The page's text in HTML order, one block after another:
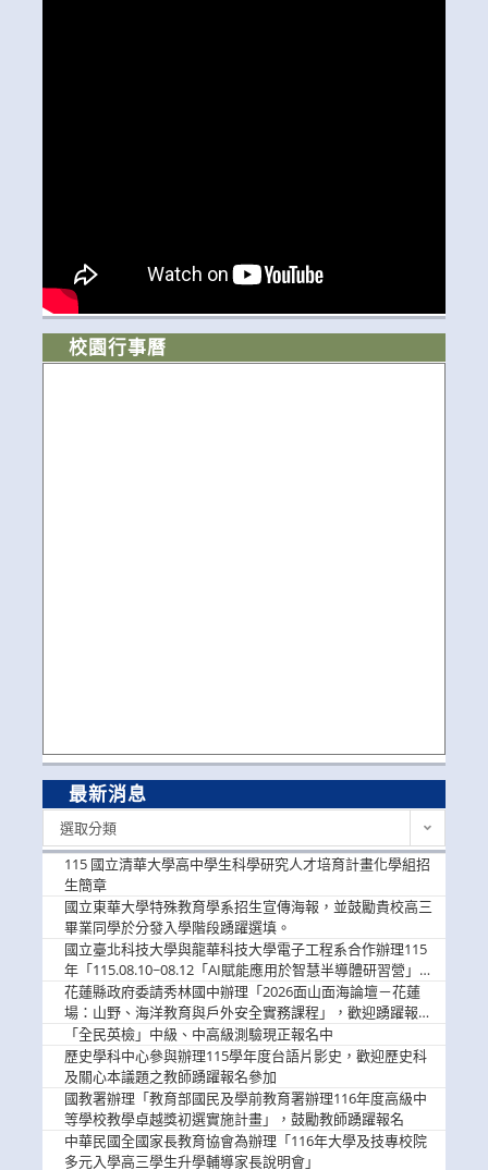
校園行事曆
最新消息
選取分類
115 國立清華大學高中學生科學研究人才培育計畫化學組招
生簡章
國立東華大學特殊教育學系招生宣傳海報，並鼓勵貴校高三
畢業同學於分發入學階段踴躍選填。
國立臺北科技大學與龍華科技大學電子工程系合作辦理115
年「115.08.10~08.12「AI賦能應用於智慧半導體研習營」，
歡迎學生踴躍報名參加
花蓮縣政府委請秀林國中辦理「2026面山面海論壇－花蓮
場：山野、海洋教育與戶外安全實務課程」，歡迎踴躍報名
參加
「全民英檢」中級、中高級測驗現正報名中
歷史學科中心參與辦理115學年度台語片影史，歡迎歷史科
及關心本議題之教師踴躍報名參加
國教署辦理「教育部國民及學前教育署辦理116年度高級中
等學校教學卓越獎初選實施計畫」，鼓勵教師踴躍報名
中華民國全國家長教育協會為辦理「116年大學及技專校院
多元入學高三學生升學輔導家長說明會」